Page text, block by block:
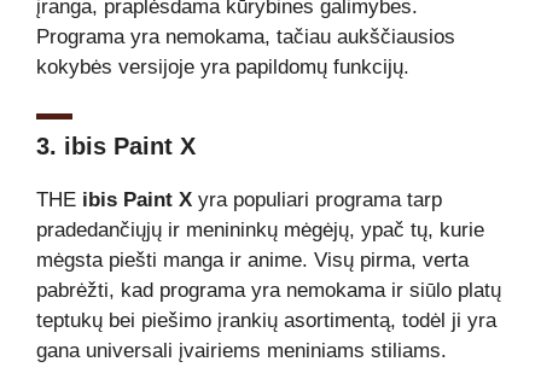
įranga, praplėsdama kūrybines galimybes.
Programa yra nemokama, tačiau aukščiausios
kokybės versijoje yra papildomų funkcijų.
3. ibis Paint X
THE ibis Paint X yra populiari programa tarp
pradedančiųjų ir menininkų mėgėjų, ypač tų, kurie
mėgsta piešti manga ir anime. Visų pirma, verta
pabrėžti, kad programa yra nemokama ir siūlo platų
teptukų bei piešimo įrankių asortimentą, todėl ji yra
gana universali įvairiems meniniams stiliams.